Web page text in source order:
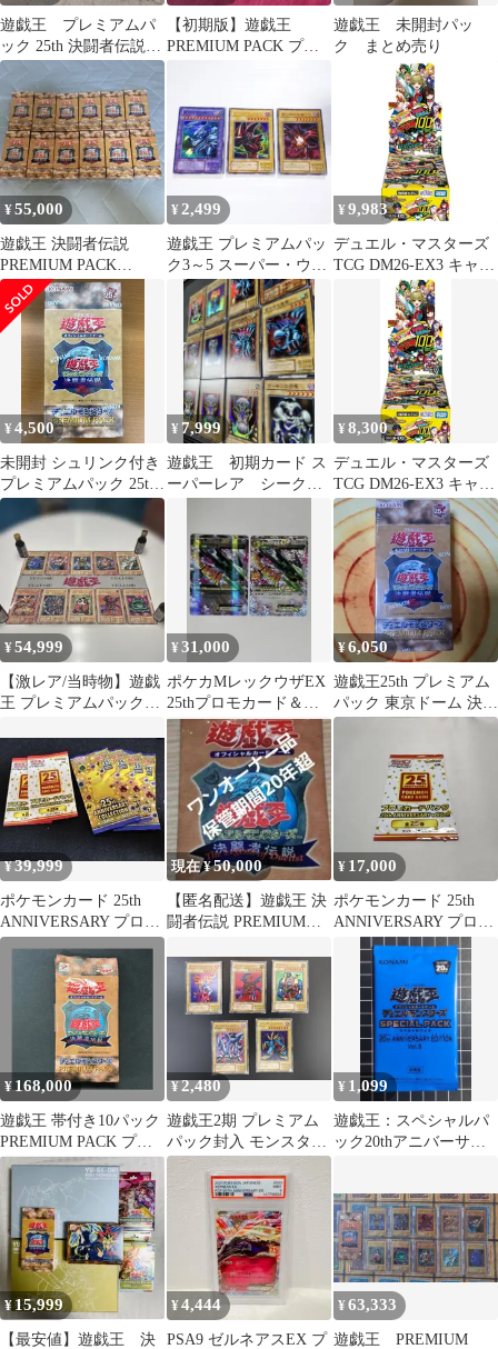
遊戯王 プレミアムパ
ック 25th 決闘者伝説
復刻版 12種 17枚
【初期版】遊戯王
PREMIUM PACK プレ
遊戯王 未開封パッ
ク まとめ売り
¥55,000
遊戯王 決闘者伝説
PREMIUM PACK
12BOXセット
¥ 2,499
遊戯王 プレミアムパッ
ク3～5 スーパー・ウル
トラ フルコンプセット
25枚
¥ 9,983
デュエル・マスターズ
TCG DM26-EX3 キャラ
プレミアムパック ドラ
ゴン娘になりたくない
っ! 文化祭だョ!全員集
合!!ドラ娘100％パック
¥4,500
未開封 シュリンク付き
プレミアムパック 25th
決闘者伝説 遊戯王 デュ
エルモンスターズ
¥ 7,999
遊戯王 初期カード ス
ーパーレア シークレ
¥8,300
デュエル・マスターズ
TCG DM26-EX3 キャラ
プレミアムパック ドラ
ゴン娘になりたくない
っ! 文化祭だョ!全員集
合!!ドラ娘100％パック
BOX
¥54,999
【激レア/当時物】遊戯
王 プレミアムパック非
¥31,000
ポケカMレックウザEX
25thプロモカード＆プ
レミアムチャンピオン
パックセット
¥6,050
遊戯王25th プレミアム
パック 東京ドーム 決闘
者伝説 クォーターセン
¥39,999
ポケモンカード 25th
ANNIVERSARY プロ
モ コレクション パ
現在 ¥50,000
【匿名配送】遊戯王 決
闘者伝説 PREMIUM
¥ 17,000
ポケモンカード 25th
ANNIVERSARY プロモ
パック
¥ 168,000
遊戯王 帯付き10パック
PREMIUM PACK プレ
ミアムパック 決闘者伝
説 A001
¥2,480
遊戯王2期 プレミアム
パック封入 モンスター
カード5枚セット
¥ 1,099
遊戯王：スペシャルパ
ック20thアニバーサリ
¥15,999
【最安値】遊戯王 決
¥4,444
PSA9 ゼルネアスEX プ
¥63,333
遊戯王 PREMIUM